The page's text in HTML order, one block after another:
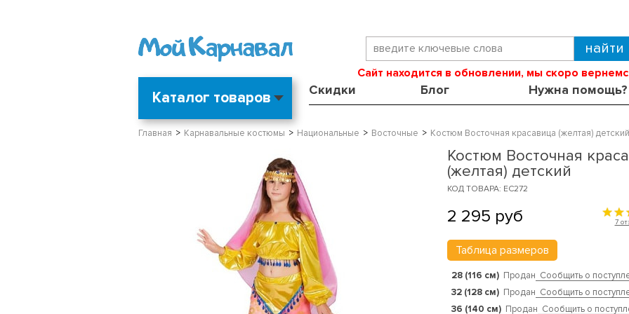
Сайт находится в обновлении, мы скоро
Каталог товаров Скидки Блог Нужна помощь?
Главная Карнавальные костюмы Национальные Восточные Костюм Восточная красавица (желтая) детский
Костюм Восточная
(желтая) детский
КОД ТОВАРА: EC272
2 295 руб 7
Таблица размеров
28 (116 см) Продан Сообщить о
32 (128 см) Продан Сообщить о
36 (140 см) Продан Сообщить о